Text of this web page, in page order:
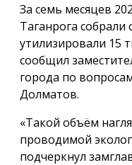
За семь месяцев
Таганрога собрали
утилизировали 15
сообщил
города по
Долматов.
«Такой объём
проводимой
подчеркнул